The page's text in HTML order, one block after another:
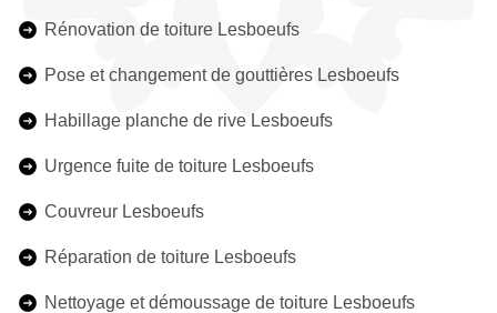
Rénovation de toiture Lesboeufs
Pose et changement de gouttières Lesboeufs
Habillage planche de rive Lesboeufs
Urgence fuite de toiture Lesboeufs
Couvreur Lesboeufs
Réparation de toiture Lesboeufs
Nettoyage et démoussage de toiture Lesboeufs